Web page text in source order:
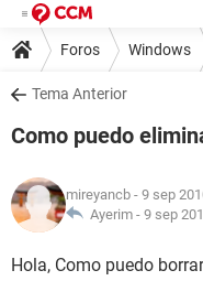
Foros Windows
Tema Anterior
Como puedo
mireyancb - 9 sep
Ayerim - 9 sep
Hola, Como puedo